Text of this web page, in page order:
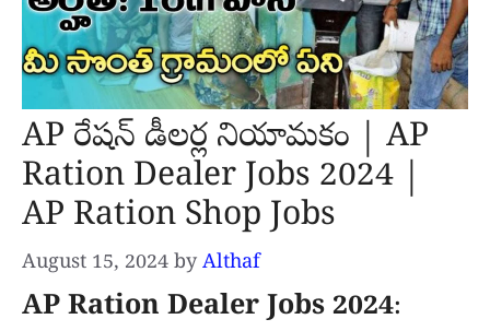
AP రేషన్ డీలర్ల నియామకం | AP
Ration Dealer Jobs 2024 |
AP Ration Shop Jobs
August 15, 2024 by Althaf
AP Ration Dealer Jobs 2024: